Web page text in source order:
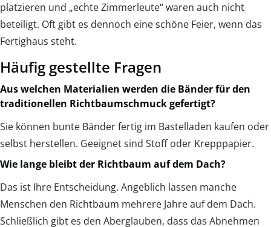
platzieren und „echte Zimmerleute“ waren auch nicht
beteiligt. Oft gibt es dennoch eine schöne Feier, wenn das
Fertighaus steht.
Häufig gestellte Fragen
Aus welchen Materialien werden die Bänder für den
traditionellen Richtbaumschmuck gefertigt?
Sie können bunte Bänder fertig im Bastelladen kaufen oder
selbst herstellen. Geeignet sind Stoff oder Krepppapier.
Wie lange bleibt der Richtbaum auf dem Dach?
Das ist Ihre Entscheidung. Angeblich lassen manche
Menschen den Richtbaum mehrere Jahre auf dem Dach.
Schließlich gibt es den Aberglauben, dass das Abnehmen